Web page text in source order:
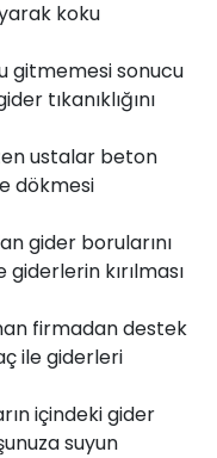
koku
gitmemesi sonucu
tıkanıklığını
ustalar beton
dökmesi
gider borularını
kırılması
firmadan destek
ile giderleri
içindeki gider
suyun